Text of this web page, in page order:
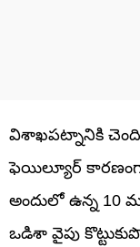
విశాఖపట్నానికి
ఫెయిల్యూర్
అందులో ఉన్న 10
ఒడిశా వైపు